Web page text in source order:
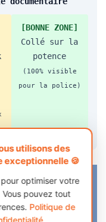
[BONNE ZONE]
Collé sur la
potence
(100% visible
pour la police)
utilisons des
exceptionnelle 🍪
optimiser votre
pouvez tout
Politique de